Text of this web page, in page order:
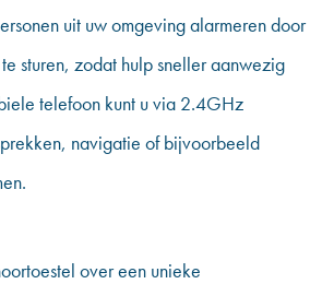
uit uw omgeving alarmeren door
sturen, zodat hulp sneller aanwezig
telefoon kunt u via 2.4GHz
navigatie of bijvoorbeeld
over een unieke